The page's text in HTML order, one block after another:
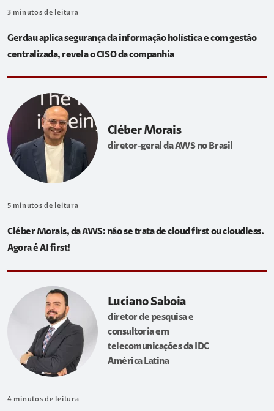
3 minutos de leitura
Gerdau aplica segurança da informação holística e com gestão
centralizada, revela o CISO da companhia
Cléber Morais
diretor-geral da AWS no Brasil
5 minutos de leitura
Cléber Morais, da AWS: não se trata de cloud first ou cloudless.
Agora é AI first!
Luciano Saboia
diretor de pesquisa e
consultoria em
telecomunicações da IDC
América Latina
4 minutos de leitura